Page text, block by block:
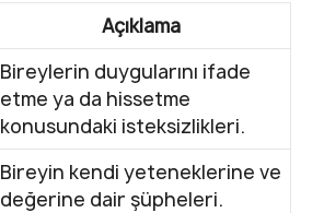
Açıklama
Bireylerin duygularını ifade
etme ya da hissetme
konusundaki isteksizlikleri.
Bireyin kendi yeteneklerine ve
değerine dair şüpheleri.